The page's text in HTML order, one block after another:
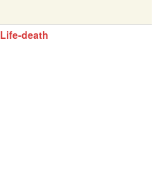
Life-death